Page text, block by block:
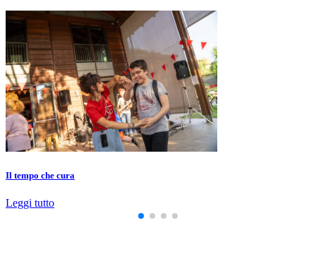
Il tempo che cura
Leggi tutto